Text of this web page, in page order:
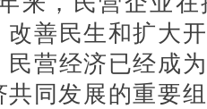
改善民生和扩大
民营经济已经成
共同发展的重要